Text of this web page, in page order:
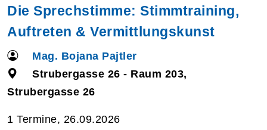
Die Sprechstimme: Stimmtraining,
Auftreten & Vermittlungskunst
Mag. Bojana Pajtler
Strubergasse 26 - Raum 203,
Strubergasse 26
1 Termine, 26.09.2026